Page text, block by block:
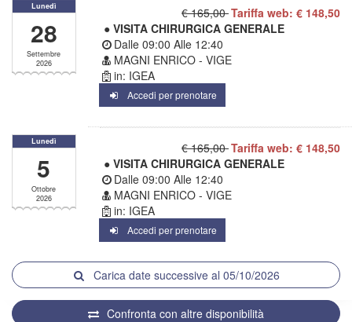
Lunedì
28
Settembre
2026
€ 165,00Tariffa web: € 148,50
● VISITA CHIRURGICA GENERALE
Dalle 09:00 Alle 12:40
MAGNI ENRICO - VIGE
in: IGEA
Accedi per prenotare
Lunedì
5
Ottobre
2026
€ 165,00Tariffa web: € 148,50
● VISITA CHIRURGICA GENERALE
Dalle 09:00 Alle 12:40
MAGNI ENRICO - VIGE
in: IGEA
Accedi per prenotare
Carica date successive al 05/10/2026
Confronta con altre disponibilità